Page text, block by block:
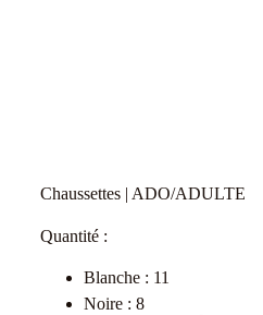
Chaussettes | ADO/ADULTE
Quantité :
Blanche : 11
Noire : 8